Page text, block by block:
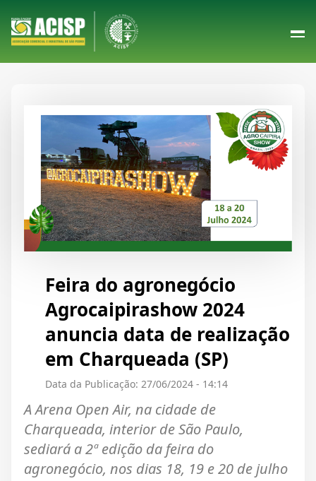
Feira do agronegócio
Agrocaipirashow 2024
anuncia data de realização
em Charqueada (SP)
Data da Publicação: 27/06/2024 - 14:14
A Arena Open Air, na cidade de
Charqueada, interior de São Paulo,
sediará a 2ª edição da feira do
agronegócio, nos dias 18, 19 e 20 de julho